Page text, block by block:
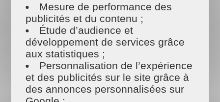
Aidons notre jeunesse à trouver
sa voie
Intervention Lycée Brossaud-Blancho
PARTAGER
Facebook
Twitter Email
Mesure de performance des
publicités et du contenu ;
Étude d’audience et
développement de services grâce
aux statistiques ;
Personnalisation de l’expérience
et des publicités sur le site grâce à
des annonces personnalisées sur